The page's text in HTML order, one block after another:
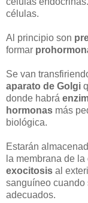
células.
Al principio son
formar
Se van
aparato de Golgi
donde habrá
hormonas más
biológica.
Estarán
la membrana de
exocitosis al
sanguíneo cuando
adecuados.